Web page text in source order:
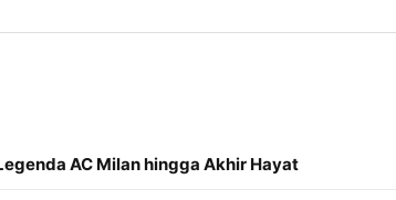
AC Milan hingga Akhir Hayat